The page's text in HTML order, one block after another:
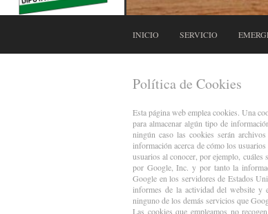
INICIO SERVICIO
Política de Cookies
Esta página web emplea cookies. Una
para almacenar algún tipo de
ningún caso las cookies serán
información acerca de cómo los
usuarios al conocer, por ejemplo,
por Google, Inc. y por tanto la
Google en los servidores de Estados
informes de la actividad del website y
ninguno de los demás servicios que
Las cookies que empleamos no